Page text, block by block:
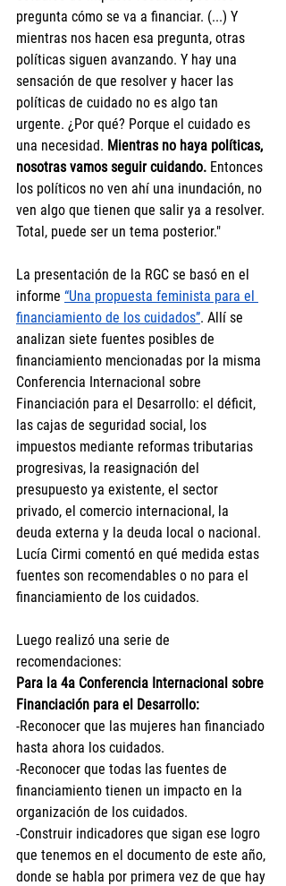
pregunta cómo se va a financiar. (...) Y
mientras nos hacen esa pregunta, otras
políticas siguen avanzando. Y hay una
sensación de que resolver y hacer las
políticas de cuidado no es algo tan
urgente. ¿Por qué? Porque el cuidado es
una necesidad. Mientras no haya políticas,
nosotras vamos seguir cuidando. Entonces
los políticos no ven ahí una inundación, no
ven algo que tienen que salir ya a resolver.
Total, puede ser un tema posterior."
La presentación de la RGC se basó en el
informe “Una propuesta feminista para el
financiamiento de los cuidados”. Allí se
analizan siete fuentes posibles de
financiamiento mencionadas por la misma
Conferencia Internacional sobre
Financiación para el Desarrollo: el déficit,
las cajas de seguridad social, los
impuestos mediante reformas tributarias
progresivas, la reasignación del
presupuesto ya existente, el sector
privado, el comercio internacional, la
deuda externa y la deuda local o nacional.
Lucía Cirmi comentó en qué medida estas
fuentes son recomendables o no para el
financiamiento de los cuidados.
Luego realizó una serie de
recomendaciones:
Para la 4a Conferencia Internacional sobre
Financiación para el Desarrollo:
-Reconocer que las mujeres han financiado
hasta ahora los cuidados.
-Reconocer que todas las fuentes de
financiamiento tienen un impacto en la
organización de los cuidados.
-Construir indicadores que sigan ese logro
que tenemos en el documento de este año,
donde se habla por primera vez de que hay